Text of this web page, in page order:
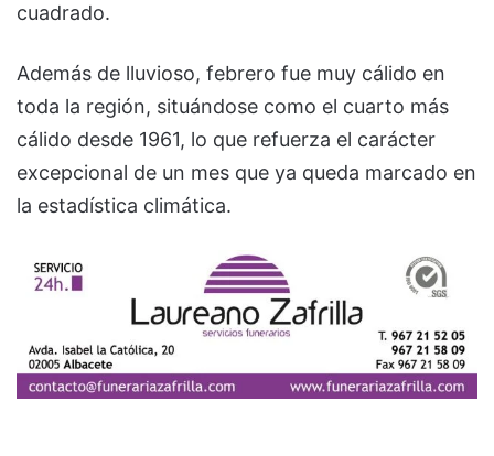
cuadrado.
Además de lluvioso, febrero fue muy cálido en
toda la región, situándose como el cuarto más
cálido desde 1961, lo que refuerza el carácter
excepcional de un mes que ya queda marcado en
la estadística climática.